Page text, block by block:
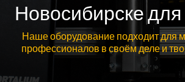
Новосибирске
Наше оборудование подходит для
профессионалов в своём деле и